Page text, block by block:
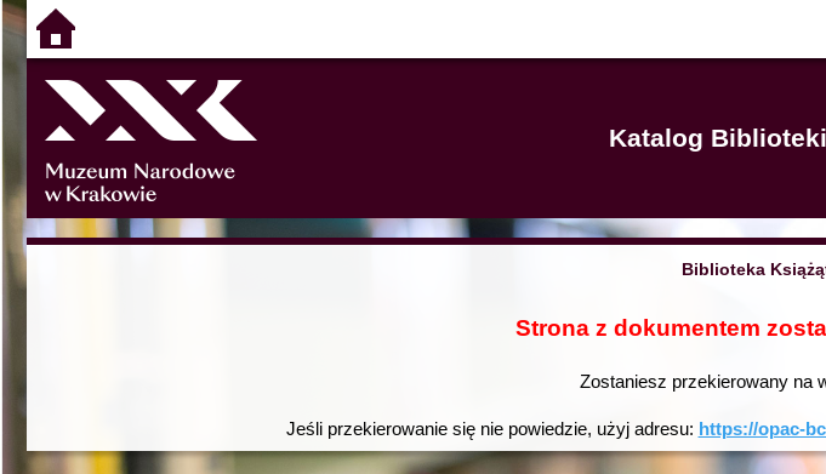
Katalog
Biblioteka
Strona z dokumentem
Zostaniesz przekierowany na
Jeśli przekierowanie się nie powiedzie, użyj adresu: https://opac-